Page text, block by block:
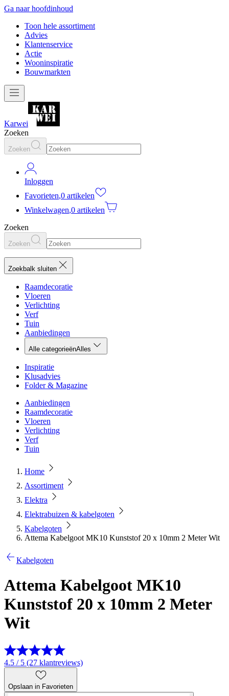
Ga naar hoofdinhoud
Toon hele assortiment
Advies
Klantenservice
Actie
Wooninspiratie
Bouwmarkten
Karwei
Zoeken
Zoeken
Inloggen
Favorieten,0 artikelen
Winkelwagen,0 artikelen
Zoeken
Zoeken
Zoekbalk sluiten
Raamdecoratie
Vloeren
Verlichting
Verf
Tuin
Aanbiedingen
Alle categorieënAlles
Inspiratie
Klusadvies
Folder & Magazine
Aanbiedingen
Raamdecoratie
Vloeren
Verlichting
Verf
Tuin
Home
Assortiment
Elektra
Elektrabuizen & kabelgoten
Kabelgoten
Attema Kabelgoot MK10 Kunststof 20 x 10mm 2 Meter Wit
Kabelgoten
Attema Kabelgoot MK10
Kunststof 20 x 10mm 2 Meter
Wit
4.5 / 5 (27 klantreviews)
Opslaan in Favorieten